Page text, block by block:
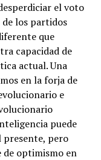
el voto
los partidos
que
capacidad de
actual. Una
en la forja de
e
puede
presente, pero
de optimismo en